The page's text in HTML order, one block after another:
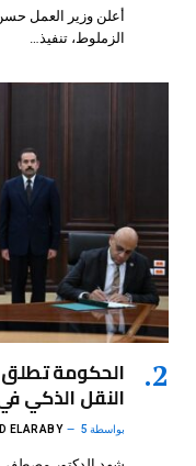
أعلن وزير العمل
الزملوط، تنفيذ…
الحكومة
النقل الذكي
بواسطة ELARABY 5 أغسطس، 2026